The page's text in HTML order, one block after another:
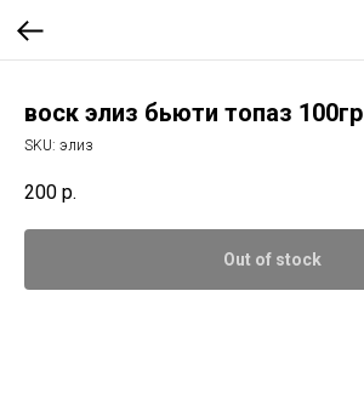
воск элиз бьюти топаз 100гр
SKU: элиз
200 р.
Out of stock